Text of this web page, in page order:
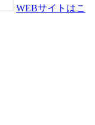
WEBサイトはこ